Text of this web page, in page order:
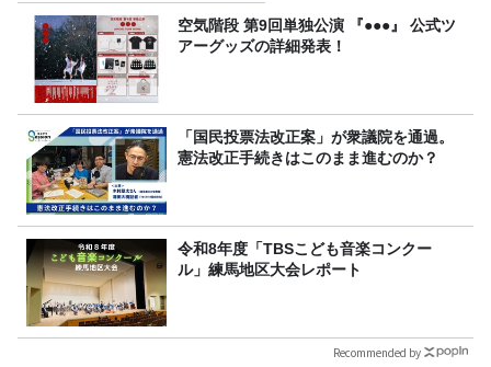
空気階段 第9回単独公演 『●●●』 公式ツ
アーグッズの詳細発表！
「国民投票法改正案」が衆議院を通過。
憲法改正手続きはこのまま進むのか？
令和8年度「TBSこども音楽コンクー
ル」練馬地区大会レポート
Recommended by